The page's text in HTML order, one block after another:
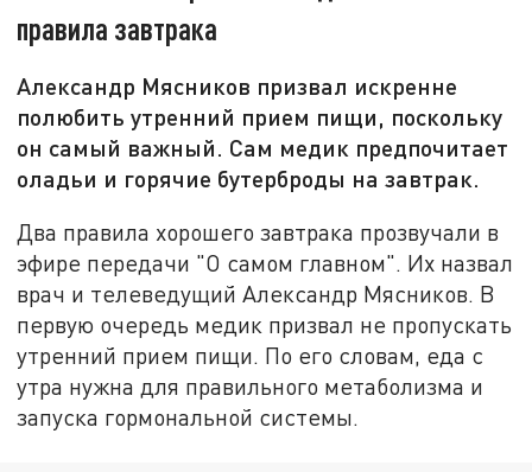
правила завтрака
Александр Мясников призвал искренне
полюбить утренний прием пищи, поскольку
он самый важный. Сам медик предпочитает
оладьи и горячие бутерброды на завтрак.
Два правила хорошего завтрака прозвучали в
эфире передачи "О самом главном". Их назвал
врач и телеведущий Александр Мясников. В
первую очередь медик призвал не пропускать
утренний прием пищи. По его словам, еда с
утра нужна для правильного метаболизма и
запуска гормональной системы.